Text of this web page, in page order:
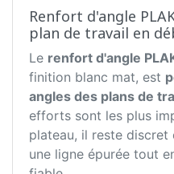
Renfort d'angle
plan de travail en
Le renfort d'angle
finition blanc mat, est
angles des plans de
efforts sont les plus
plateau, il reste
une ligne épurée tout